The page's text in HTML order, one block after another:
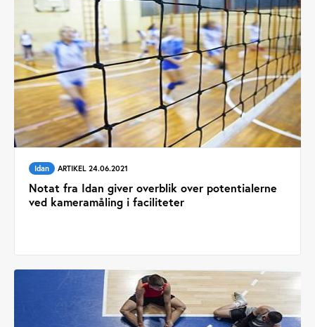
Idan ARTIKEL 24.06.2021
Notat fra Idan giver overblik over potentialerne
ved kameramåling i faciliteter